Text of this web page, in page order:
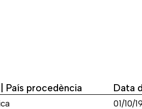
País procedència Data
01/10/